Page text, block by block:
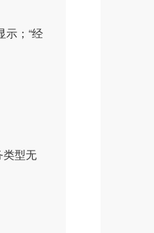
示；“经
类型无